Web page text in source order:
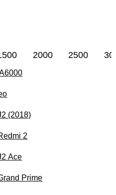
2000 2500
(2018)
2
Ace
Prime